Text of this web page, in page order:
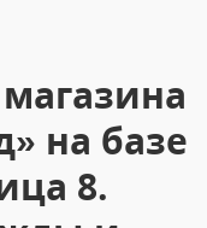
на базе
8.